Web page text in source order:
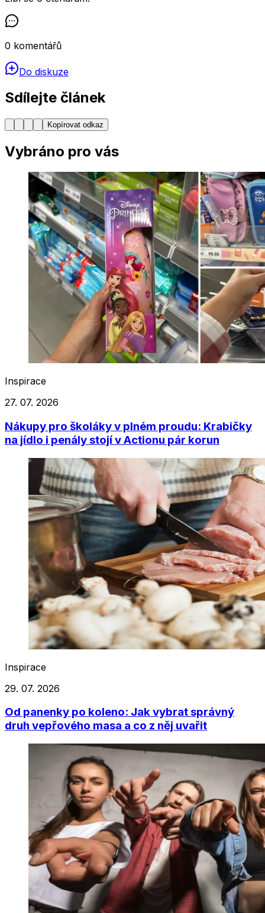
0 komentářů
Do diskuze
Sdílejte článek
Kopírovat odkaz
Vybráno pro vás
Inspirace
27. 07. 2026
Nákupy pro školáky v plném proudu: Krabičky
na jídlo i penály stojí v Actionu pár korun
Inspirace
29. 07. 2026
Od panenky po koleno: Jak vybrat správný
druh vepřového masa a co z něj uvařit